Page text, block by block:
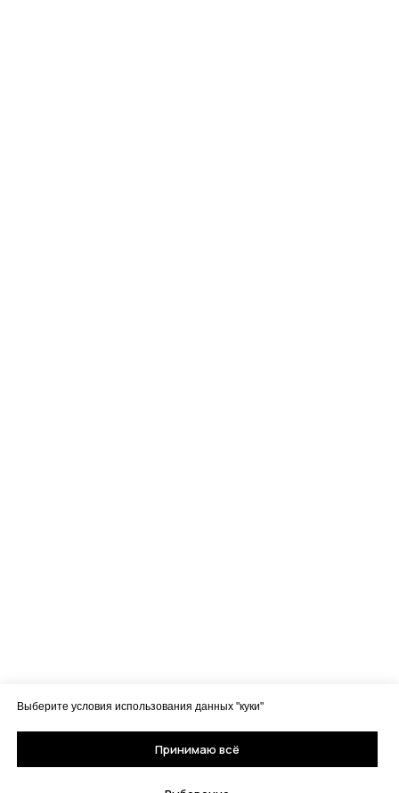
Выберите условия использования данных "куки"
Принимаю всё